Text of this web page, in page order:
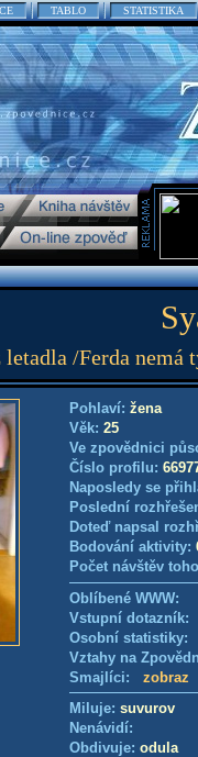
TABLO STATISTIKA
/Ferda nemá
Pohlaví: žena
Věk: 25
Ve zpovědnici
Číslo profilu:
Naposledy se
Poslední
Doteď napsal
Bodování aktivity:
Počet návštěv
Oblíbené WWW:
Vstupní
Osobní
Vztahy na
Smajlíci: zobraz
Miluje: suvurov
Nenávidí:
Obdivuje: odula